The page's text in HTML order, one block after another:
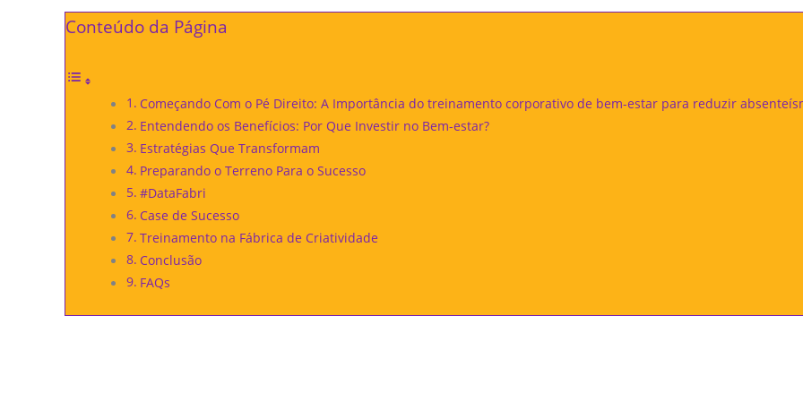
Conteúdo da Página
Começando Com o Pé Direito: A Importância do treinamento corporativo de bem-estar para reduzir
Entendendo os Benefícios: Por Que Investir no Bem-estar?
Estratégias Que Transformam
Preparando o Terreno Para o Sucesso
#DataFabri
Case de Sucesso
Treinamento na Fábrica de Criatividade
Conclusão
FAQs